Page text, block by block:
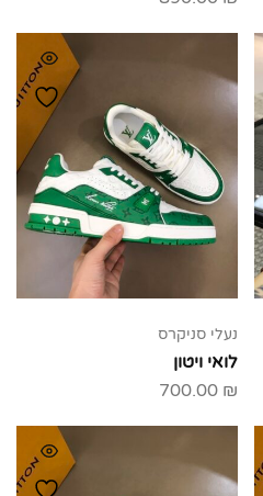
נעלי סניקרס
לואי ויטון
700.00 ₪